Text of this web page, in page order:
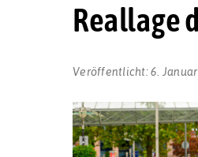
Reallage
Veröffentlicht:6.